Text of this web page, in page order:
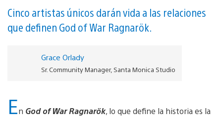
Cinco artistas únicos darán vida a las relaciones
que definen God of War Ragnarök.
Grace Orlady
Sr. Community Manager, Santa Monica Studio
En God of War Ragnarök, lo que define la historia es la